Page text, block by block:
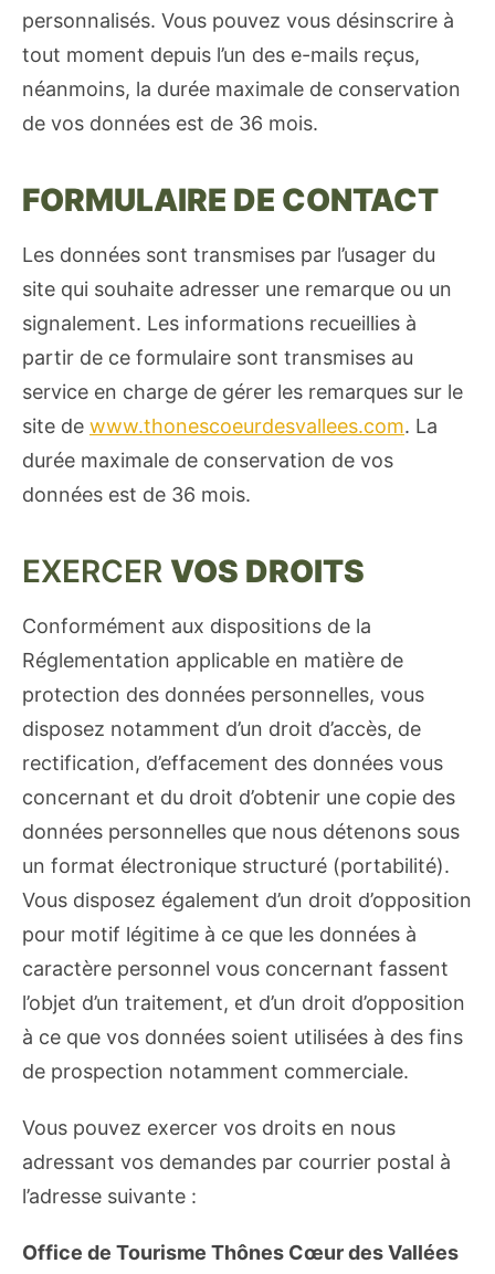
personnalisés. Vous pouvez vous désinscrire à
tout moment depuis l’un des e-mails reçus,
néanmoins, la durée maximale de conservation
de vos données est de 36 mois.
FORMULAIRE DE CONTACT
Les données sont transmises par l’usager du
site qui souhaite adresser une remarque ou un
signalement. Les informations recueillies à
partir de ce formulaire sont transmises au
service en charge de gérer les remarques sur le
site de www.thonescoeurdesvallees.com. La
durée maximale de conservation de vos
données est de 36 mois.
EXERCER VOS DROITS
Conformément aux dispositions de la
Réglementation applicable en matière de
protection des données personnelles, vous
disposez notamment d’un droit d’accès, de
rectification, d’effacement des données vous
concernant et du droit d’obtenir une copie des
données personnelles que nous détenons sous
un format électronique structuré (portabilité).
Vous disposez également d’un droit d’opposition
pour motif légitime à ce que les données à
caractère personnel vous concernant fassent
l’objet d’un traitement, et d’un droit d’opposition
à ce que vos données soient utilisées à des fins
de prospection notamment commerciale.
Vous pouvez exercer vos droits en nous
adressant vos demandes par courrier postal à
l’adresse suivante :
Office de Tourisme Thônes Cœur des Vallées